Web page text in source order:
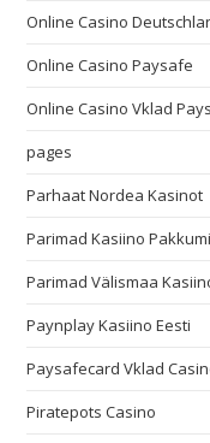
Online Casino
Online Casino Paysafe
Online Casino Vklad
pages
Parhaat Nordea Kasinot
Parimad Kasiino
Parimad Välismaa
Paynplay Kasiino Eesti
Paysafecard Vklad
Piratepots Casino